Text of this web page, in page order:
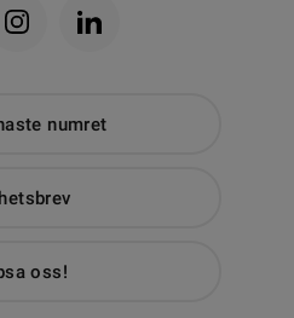
numret
oss!